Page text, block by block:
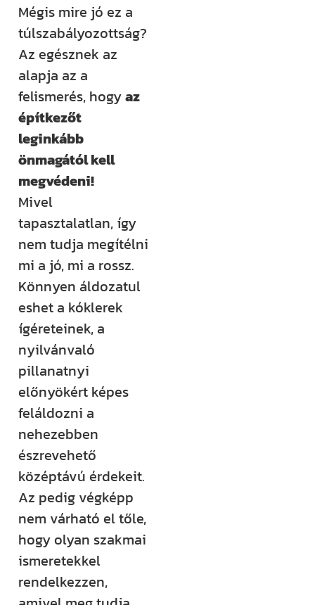
Mégis mire jó ez a
túlszabályozottság?
Az egésznek az
alapja az a
felismerés, hogyaz
építkezőt
leginkább
önmagától kell
megvédeni!
Mivel
tapasztalatlan, így
nem tudja megítélni
mi a jó, mi a rossz.
Könnyen áldozatul
eshet a kóklerek
ígéreteinek, a
nyilvánvaló
pillanatnyi
előnyökért képes
feláldozni a
nehezebben
észrevehető
középtávú érdekeit.
Az pedig végképp
nem várható el tőle,
hogy olyan szakmai
ismeretekkel
rendelkezzen,